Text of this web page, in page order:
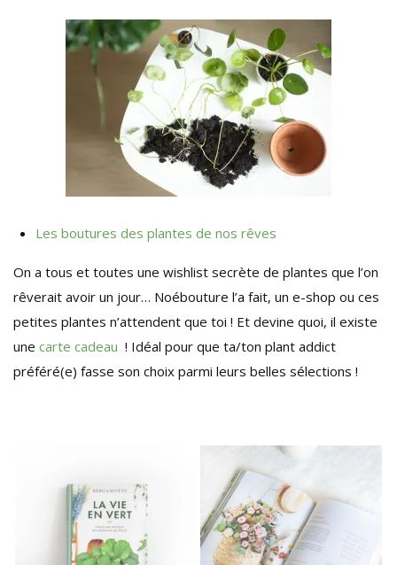
Les boutures des plantes de nos rêves
On a tous et toutes une wishlist secrète de plantes que l’on
rêverait avoir un jour… Noébouture l’a fait, un e-shop ou ces
petites plantes n’attendent que toi ! Et devine quoi, il existe
une carte cadeau ! Idéal pour que ta/ton plant addict
préféré(e) fasse son choix parmi leurs belles sélections !